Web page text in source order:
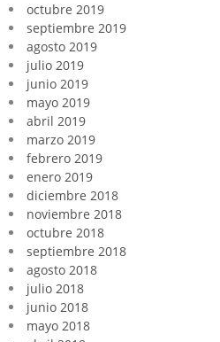
octubre 2019
septiembre 2019
agosto 2019
julio 2019
junio 2019
mayo 2019
abril 2019
marzo 2019
febrero 2019
enero 2019
diciembre 2018
noviembre 2018
octubre 2018
septiembre 2018
agosto 2018
julio 2018
junio 2018
mayo 2018